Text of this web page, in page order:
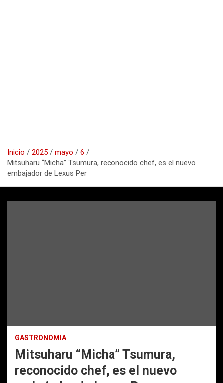
Inicio 2025 mayo
6
Mitsuharu “Micha” Tsumura, reconocido chef, es el nuevo
embajador de Lexus Per
GASTRONOMIA
Mitsuharu “Micha” Tsumura,
reconocido chef, es el nuevo